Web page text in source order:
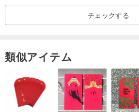
チェックする
類似アイテム